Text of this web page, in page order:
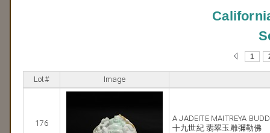
1
Lot# Image
176
A JADEITE MAITREYA
十九世紀 翡翠玉雕彌勒佛